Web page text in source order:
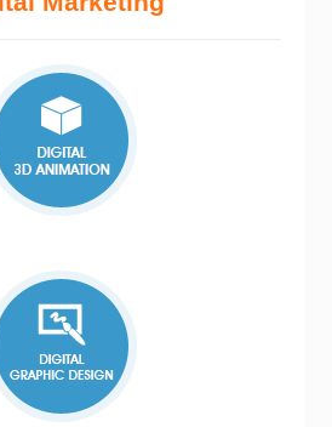
Graphic Design
Design
Design
Web Design